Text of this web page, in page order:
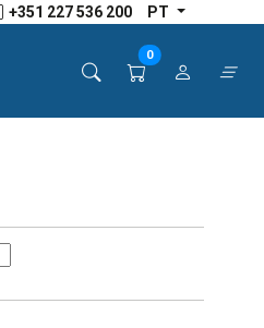
+351 227 536 200 PT
0